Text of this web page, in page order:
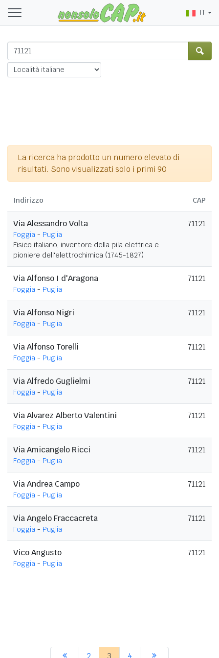
IT
La ricerca ha prodotto un numero elevato di
risultati. Sono visualizzati solo i primi 90
Indirizzo CAP
Via Alessandro Volta
Foggia - Puglia
Fisico italiano, inventore della pila elettrica e
pioniere dell'elettrochimica (1745-1827)
71121
Via Alfonso I d'Aragona
Foggia - Puglia
71121
Via Alfonso Nigri
Foggia - Puglia
71121
Via Alfonso Torelli
Foggia - Puglia
71121
Via Alfredo Guglielmi
Foggia - Puglia
71121
Via Alvarez Alberto Valentini
Foggia - Puglia
71121
Via Amicangelo Ricci
Foggia - Puglia
71121
Via Andrea Campo
Foggia - Puglia
71121
Via Angelo Fraccacreta
Foggia - Puglia
71121
Vico Angusto
Foggia - Puglia
71121
2 3 4